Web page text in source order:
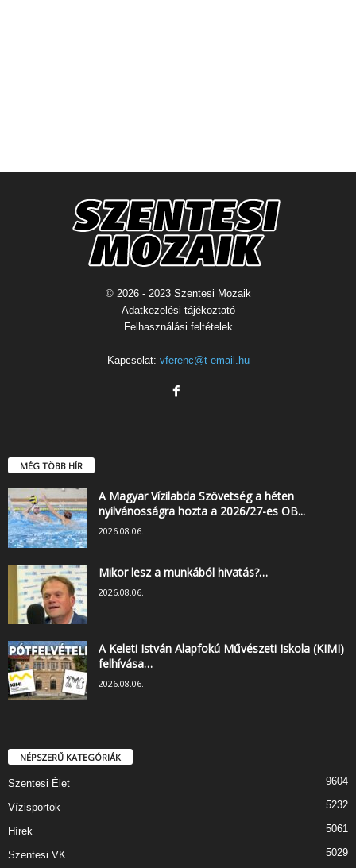
© 2026 - 2023 Szentesi Mozaik
Adatkezelési tájékoztató
Felhasználási feltételek
Kapcsolat: vferenc@t-email.hu
MÉG TÖBB HÍR
A Magyar Vízilabda Szövetség a héten
nyilvánosságra hozta a 2026/27-es OB...
2026.08.06.
Mikor lesz a munkából hivatás?…
2026.08.06.
A Keleti István Alapfokú Művészeti Iskola (KIMI)
felhívása…
2026.08.06.
NÉPSZERŰ KATEGÓRIÁK
Szentesi Élet 9604
Vízisportok 5232
Hírek 5061
Szentesi VK 5029